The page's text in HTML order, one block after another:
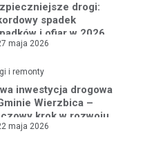
drogi:
spadek
i ofiar w 2026
maja 2026
i remonty
inwestycja drogowa
Wierzbica –
krok w rozwoju
maja 2026